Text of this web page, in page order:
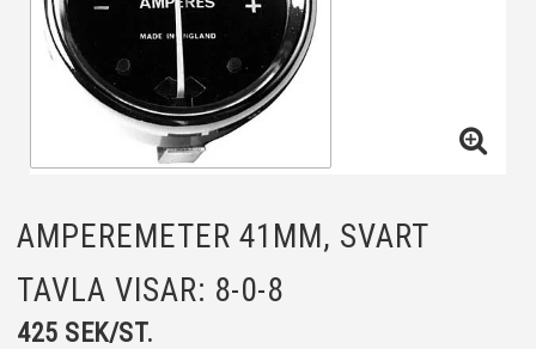
AMPEREMETER 41MM, SVART
TAVLA VISAR: 8-0-8
425 SEK/ST.